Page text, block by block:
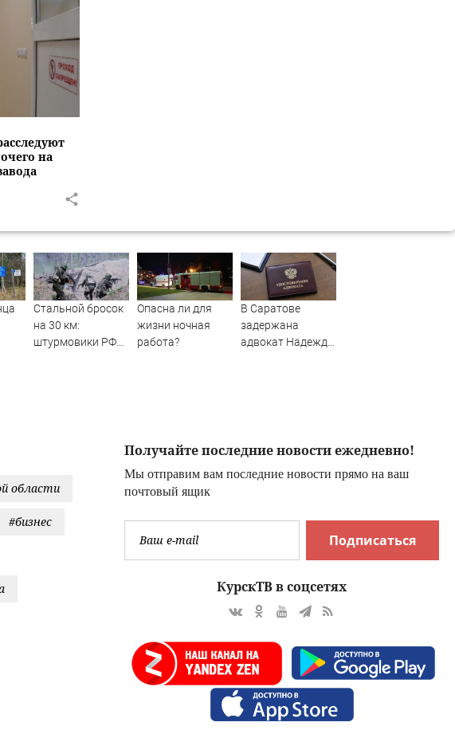
на
Стальной бросок
на 30 км:
штурмовики РФ
Опасна ли для
жизни ночная
работа?
В Саратове
задержана
адвокат Надежда
Получайте последние новости ежедневно!
Мы отправим вам последние новости прямо на ваш
почтовый ящик
Подписаться
КурскТВ в соцсетях
области
#бизнес